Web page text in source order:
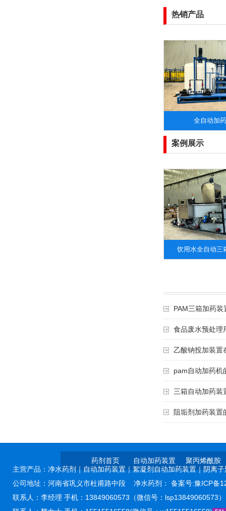
热销产品
全自动加
案例展示
饮用水全自动三
PAM三箱加药装
食品废水预处理
乙酸钠投加装置
pam自动加药机
三箱自动加药装
阻垢剂加药装置
药剂首页 自动加药装置
聚丙烯酰胺
主营产品： 净水药剂｜自动加药装置｜絮凝剂自动加药装置｜阴离
公司地址：河南省巩义市杜甫路中段 净水药剂： 备案号:豫ICP备
联系人：李经理 手机：13849060573（微信号：lsp13849060573）